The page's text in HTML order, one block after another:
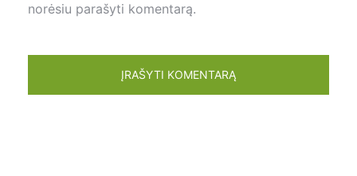
norėsiu parašyti komentarą.